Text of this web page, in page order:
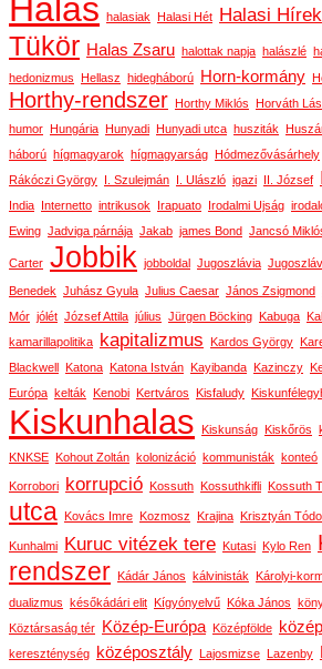
Halas halasiak Halasi Hét Halasi Hírek
Tükör Halas Zsaru halottak napja halászlé
hedonizmus Hellasz hidegháború Horn-kormány
Horthy-rendszer Horthy Miklós Horváth
humor Hungária Hunyadi Hunyadi utca husziták
háború hígmagyarok hígmagyarság Hódmezővásárhely
Rákóczi György I. Szulejmán I. Ulászló igazi II. József
India Internetto intrikusok Irapuato Irodalmi Ujság
Ewing Jadviga párnája Jakab james Bond Jancsó
Carter Jobbik jobboldal Jugoszlávia
Benedek Juhász Gyula Julius Caesar János Zsigmond
Mór jólét József Attila július Jürgen Böcking Kabuga
kamarillapolitika kapitalizmus Kardos György
Blackwell Katona Katona István Kayibanda Kazinczy
Európa kelták Kenobi Kertváros Kisfaludy
Kiskunhalas Kiskunság Kiskőrös
KNKSE Kohout Zoltán kolonizáció kommunisták konteó
Korrobori korrupció Kossuth Kossuthkifli Kossuth
utca Kovács Imre Kozmosz Krajina Krisztyán
Kunhalmi Kuruc vitézek tere Kutasi Kylo Ren
rendszer Kádár János kálvinisták Károlyi-
dualizmus későkádári elit Kígyónyelvű Kóka János
Köztársaság tér
Közép-Európa Középfölde
kereszténység
középosztály Lajosmizse Lazenby